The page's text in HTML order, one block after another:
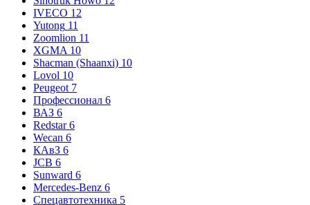
IVECO 12
Yutong 11
Zoomlion 11
XGMA 10
Shacman (Shaanxi) 10
Lovol 10
Peugeot 7
Профессионал 6
ВАЗ 6
Redstar 6
Wecan 6
КАвЗ 6
JCB 6
Sunward 6
Mercedes-Benz 6
Спецавтотехника 5